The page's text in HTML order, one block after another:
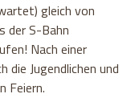
gleich von
der S-Bahn
Nach einer
die Jugendlichen und
Feiern.